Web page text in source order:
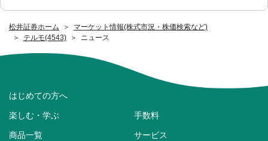
松井証券ホーム
マーケット情報(株式市況・株価検索など)
テルモ(4543)
ニュース
はじめての方へ
楽しむ・学ぶ 手数料
商品一覧 サービス